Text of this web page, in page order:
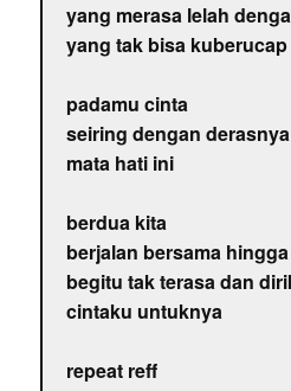
yang merasa lelah
yang tak bisa kuberucap
padamu cinta
seiring dengan
mata hati ini
berdua kita
berjalan bersama
begitu tak terasa dan
cintaku untuknya
repeat reff